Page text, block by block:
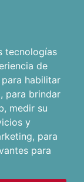
tecnologías
de
para habilitar
, para brindar
, medir su
y
, para
para